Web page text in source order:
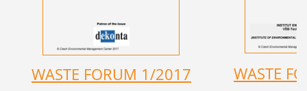
WASTE FORUM 1/2017
WASTE